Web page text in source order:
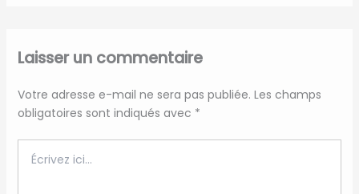
Laisser un commentaire
Votre adresse e-mail ne sera pas publiée. Les champs
obligatoires sont indiqués avec *
ici…